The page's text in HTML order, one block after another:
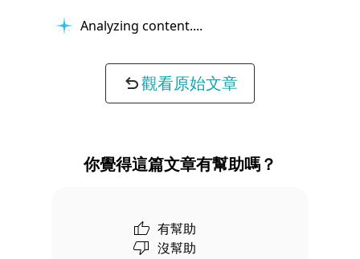
Analyzing content...
觀看原始文章
你覺得這篇文章有幫助嗎？
有幫助
沒幫助